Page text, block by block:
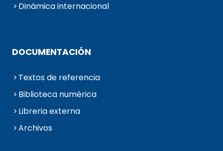
Dinámica internacional
DOCUMENTACIÓN
Textos de referencia
Biblioteca numérica
Libreria externa
Archivos